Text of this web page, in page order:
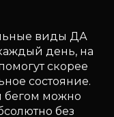
виды ДА
день, на
скорее
состояние.
бегом можно
без